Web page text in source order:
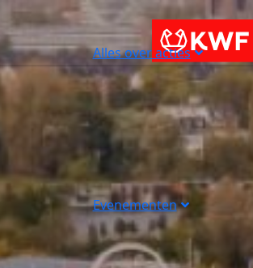
Alles over acties
Evenementen